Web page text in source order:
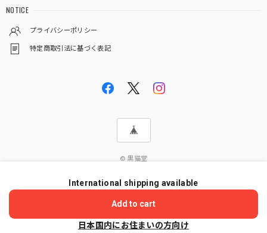
NOTICE
プライバシーポリシー
特定商取引法に基づく表記
© 黒猫堂
International shipping available
Add to cart
日本国内にお住まいの方向け
ショップに質問する